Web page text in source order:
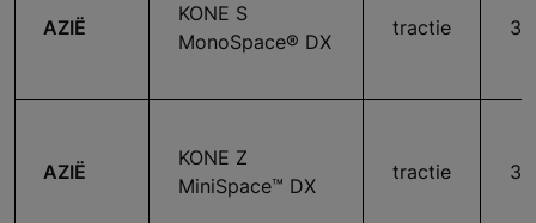
AZIË
KONE S
MonoSpace® DX
tractie
AZIË
KONE Z
MiniSpace™ DX
tractie